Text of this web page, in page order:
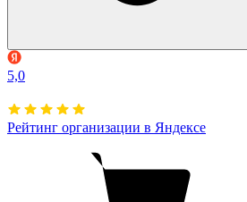
5,0
Рейтинг организации в Яндексе